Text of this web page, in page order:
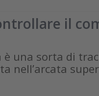
il
è una sorta di
nell’arcata